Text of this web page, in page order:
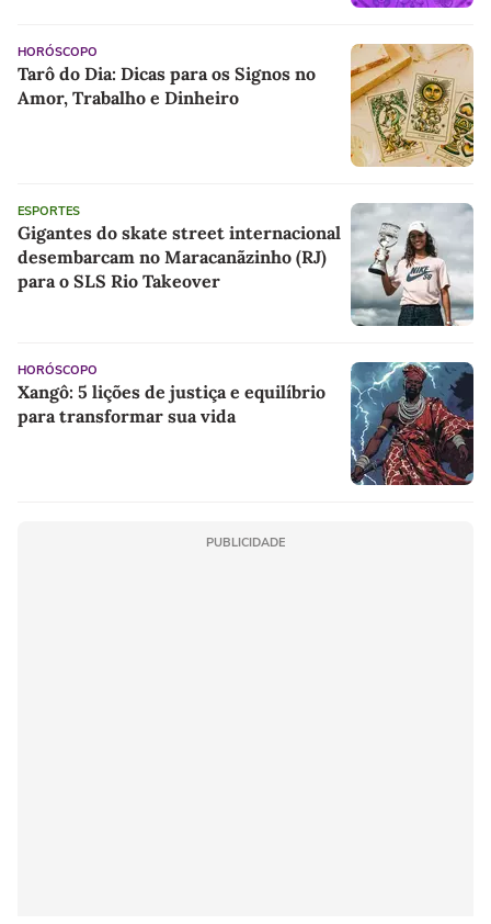
HORÓSCOPO
Tarô do Dia: Dicas para os Signos no
Amor, Trabalho e Dinheiro
ESPORTES
Gigantes do skate street internacional
desembarcam no Maracanãzinho (RJ)
para o SLS Rio Takeover
HORÓSCOPO
Xangô: 5 lições de justiça e equilíbrio
para transformar sua vida
PUBLICIDADE